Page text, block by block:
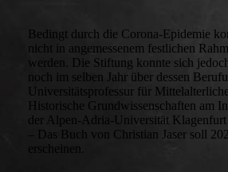
Bedingt durch die Corona-Epidemie
nicht in angemessenem festlichen
werden. Die Stiftung konnte sich
noch im selben Jahr über dessen
Universitätsprofessur für
Historische Grundwissenschaften am
der Alpen-Adria-Universität Klagenfurt
– Das Buch von Christian Jaser soll
erscheinen.